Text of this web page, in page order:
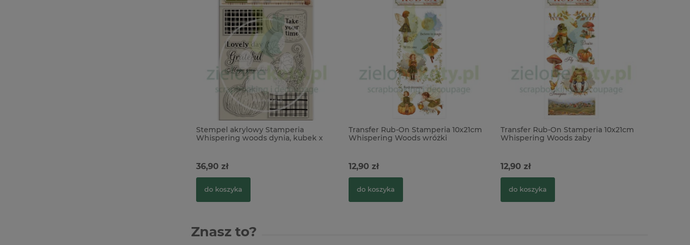
Stempel akrylowy Stamperia
Whispering woods dynia, kubek x
36,90 zł
do koszyka
Transfer Rub-On Stamperia 10x21cm
Whispering Woods wróżki
12,90 zł
do koszyka
Transfer Rub-On Stamperia 10x21cm
Whispering Woods żaby
12,90 zł
do koszyka
Znasz to?